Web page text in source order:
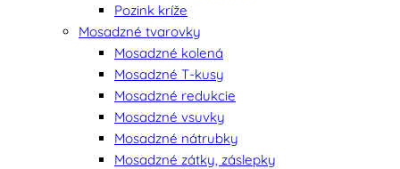
Pozink kríže
Mosadzné tvarovky
Mosadzné kolená
Mosadzné T-kusy
Mosadzné redukcie
Mosadzné vsuvky
Mosadzné nátrubky
Mosadzné zátky, záslepky